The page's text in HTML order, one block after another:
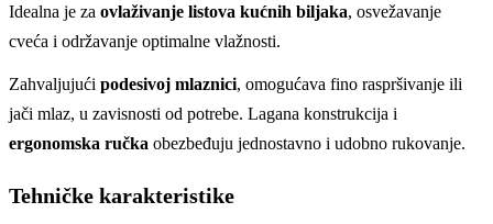
Idealna je za ovlaživanje listova kućnih biljaka, osvežavanje
cveća i održavanje optimalne vlažnosti.
Zahvaljujući podesivoj mlaznici, omogućava fino raspršivanje ili
jači mlaz, u zavisnosti od potrebe. Lagana konstrukcija i
ergonomska ručka obezbeđuju jednostavno i udobno rukovanje.
Tehničke karakteristike